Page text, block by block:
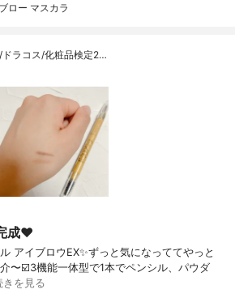
ロー マスカラ
ラコス/化粧品検定2…
成❤️
アイブロウEX✨ずっと気になっててやっと
〜☑️3機能一体型で1本でペンシル、パウダ
きを見る